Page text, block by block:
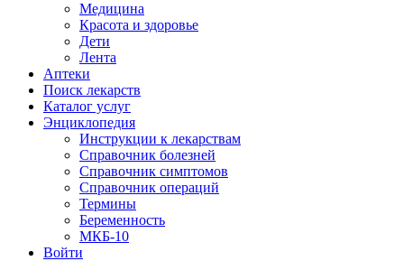
Медицина
Красота и здоровье
Дети
Лента
Аптеки
Поиск лекарств
Каталог услуг
Энциклопедия
Инструкции к лекарствам
Справочник болезней
Справочник симптомов
Справочник операций
Термины
Беременность
МКБ-10
Войти